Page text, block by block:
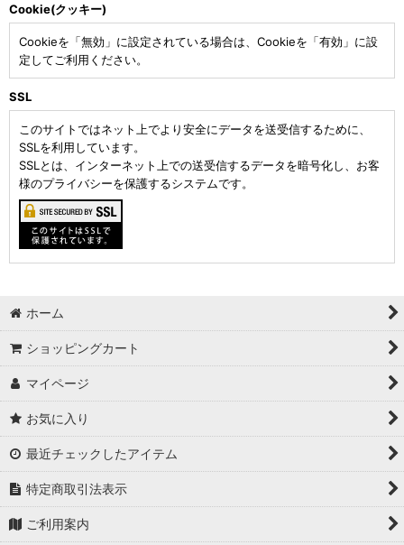
Cookie(クッキー)
Cookieを「無効」に設定されている場合は、Cookieを「有効」に設
定してご利用ください。
SSL
このサイトではネット上でより安全にデータを送受信するために、
SSLを利用しています。
SSLとは、インターネット上での送受信するデータを暗号化し、お客
様のプライバシーを保護するシステムです。
ホーム
ショッピングカート
マイページ
お気に入り
最近チェックしたアイテム
特定商取引法表示
ご利用案内